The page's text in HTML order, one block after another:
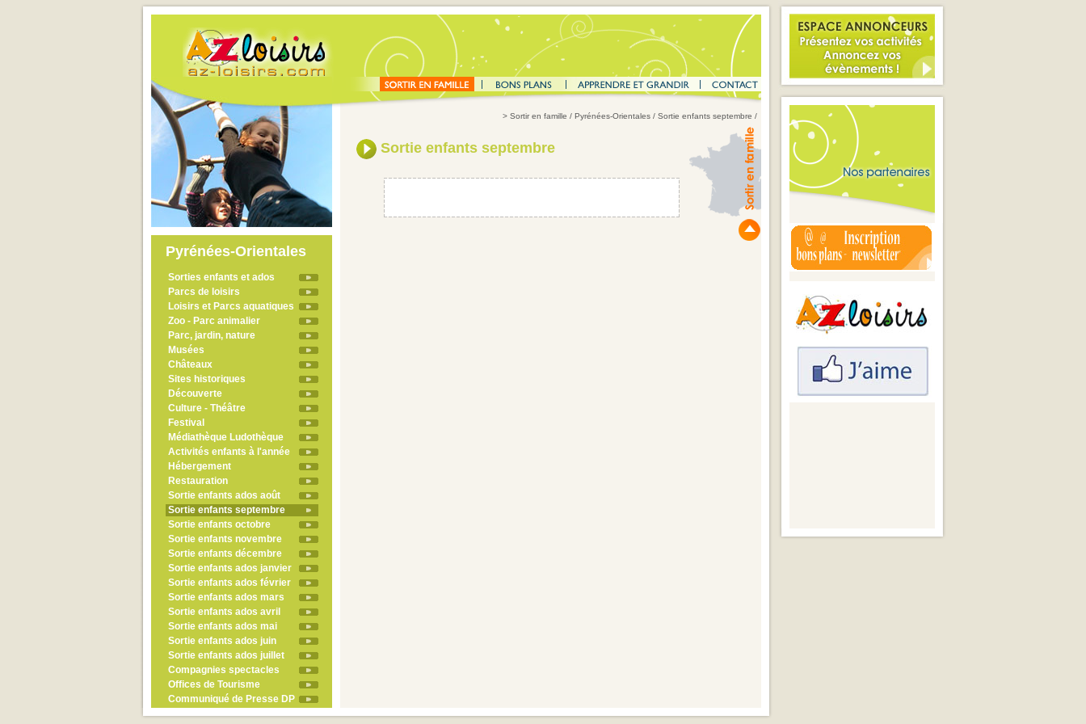
Pyrénées-Orientales
Sorties enfants et ados
Parcs de loisirs
Loisirs et Parcs aquatiques
Zoo - Parc animalier
Parc, jardin, nature
Musées
Châteaux
Sites historiques
Découverte
Culture - Théâtre
Festival
Médiathèque Ludothèque
Activités enfants à l'année
Hébergement
Restauration
Sortie enfants ados août
Sortie enfants septembre
Sortie enfants octobre
Sortie enfants novembre
Sortie enfants décembre
Sortie enfants ados janvier
Sortie enfants ados février
Sortie enfants ados mars
Sortie enfants ados avril
Sortie enfants ados mai
Sortie enfants ados juin
Sortie enfants ados juillet
Compagnies spectacles
Offices de Tourisme
Communiqué de Presse DP
> Sortir en famille / Pyrénées-Orientales / Sortie enfants septembre /
Sortie enfants septembre